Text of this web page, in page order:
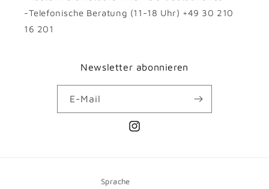
-Telefonische Beratung (11-18 Uhr) +49 30 210
16 201
Newsletter abonnieren
E-Mail
Instagram
Sprache